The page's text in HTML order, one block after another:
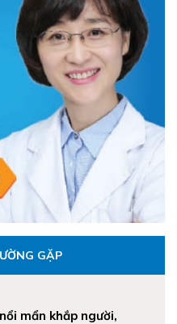
GẶP
mẩn khắp người,